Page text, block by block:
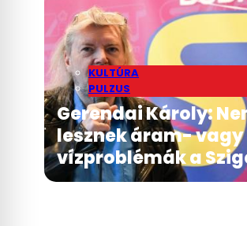
KULTÚRA
PULZUS
Gerendai Károly:
lesznek áram- vagy
vízproblémák a